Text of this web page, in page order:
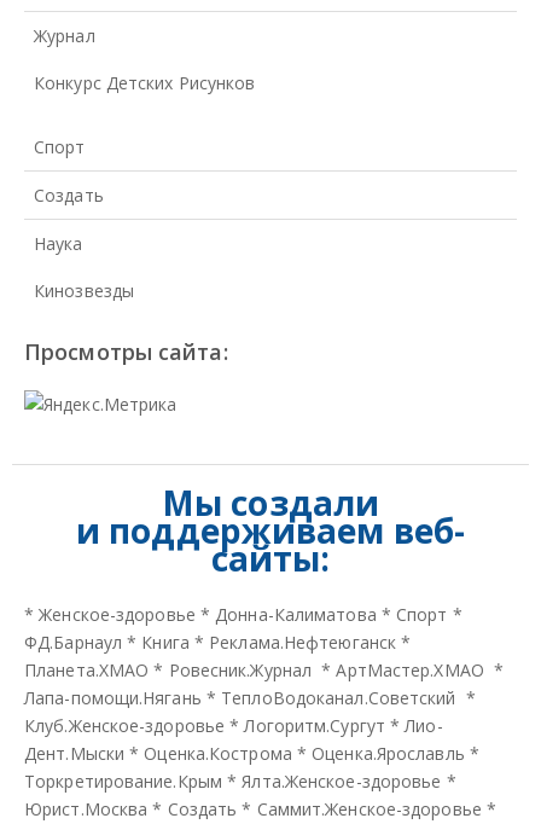
Журнал
Конкурс Детских Рисунков
Спорт
Создать
Наука
Кинозвезды
Просмотры сайта:
Мы создали
и поддерживаем веб-
сайты:
*Женское-здоровье * Донна-Калиматова * Спорт *
ФД.Барнаул * Книга * Реклама.Нефтеюганск *
Планета.ХМАО * Ровесник.Журнал *АртМастер.ХМАО *
Лапа-помощи.Нягань * ТеплоВодоканал.Советский *
Клуб.Женское-здоровье * Логоритм.Сургут * Лио-
Дент.Мыски * Оценка.Кострома * Оценка.Ярославль *
Торкретирование.Крым * Ялта.Женское-здоровье *
Юрист.Москва * Создать * Саммит.Женское-здоровье *